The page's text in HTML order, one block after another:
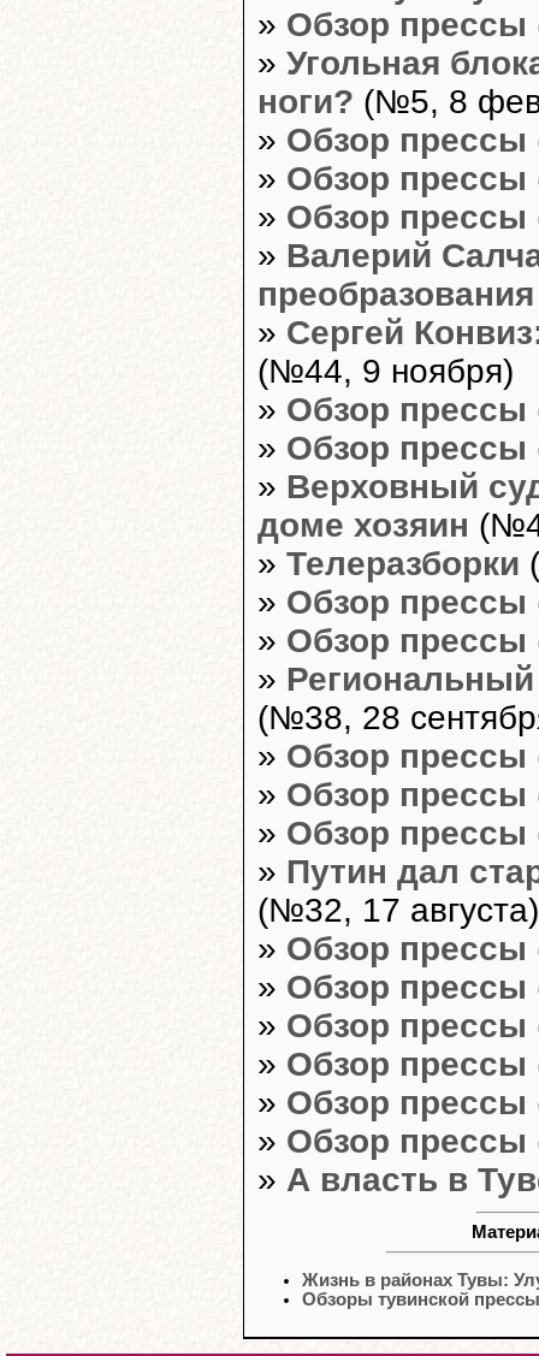
» Обзор прессы
» Угольная
ноги? (№5, 8
» Обзор прессы
» Обзор прессы
» Обзор прессы
» Валерий
преобразования
» Сергей
(№44, 9 ноября)
» Обзор прессы
» Обзор прессы
» Верховный
доме хозяин
» Телеразборки
» Обзор прессы
» Обзор прессы
» Региональный
(№38, 28
» Обзор прессы
» Обзор прессы
» Обзор прессы
» Путин дал
(№32, 17 августа)
» Обзор прессы
» Обзор прессы
» Обзор прессы
» Обзор прессы
» Обзор прессы
» Обзор прессы
» А власть в
Жизнь в районах Тувы:
Обзоры тувинской прессы